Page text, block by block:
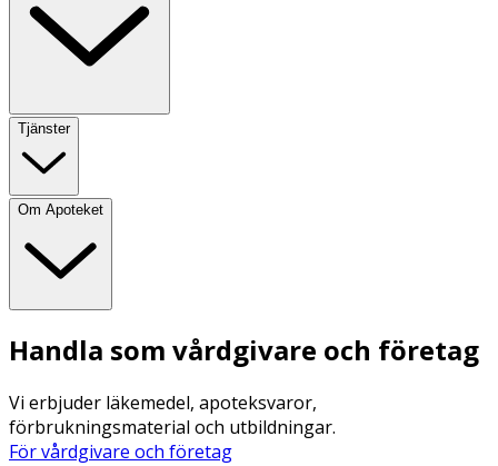
Tjänster
Om Apoteket
Handla som vårdgivare och företag
Vi erbjuder läkemedel, apoteksvaror,
förbrukningsmaterial och utbildningar.
För vårdgivare och företag